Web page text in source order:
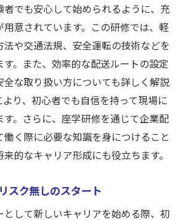
でも安心して始められるように、充
用意されています。この研修では、軽
や交通法規、安全運転の技術などを
。また、効率的な配送ルートの設定
全な取り扱い方についても詳しく解説
り、初心者でも自信を持って現場に
す。さらに、座学研修を通じて企業配
く際に必要な知識を身につけること
的なキャリア形成にも役立ちます。
スク無しのスタート
として新しいキャリアを始める際、初